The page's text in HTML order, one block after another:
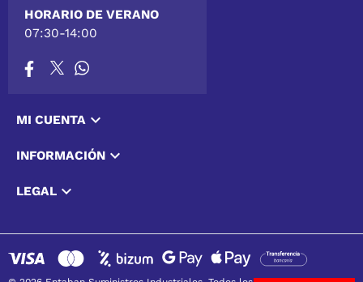
HORARIO DE VERANO
07:30-14:00
MI CUENTA 
INFORMACIÓN 
LEGAL 